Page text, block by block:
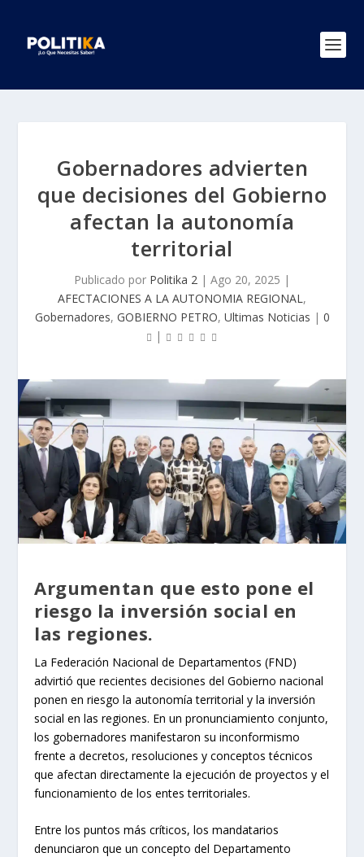
Gobernadores advierten
que decisiones del Gobierno
afectan la autonomía
territorial
Publicado por Politika 2 | Ago 20, 2025 |
AFECTACIONES A LA AUTONOMIA REGIONAL,
Gobernadores, GOBIERNO PETRO, Ultimas Noticias | 0
|
Argumentan que esto pone el
riesgo la inversión social en
las regiones.
La Federación Nacional de Departamentos (FND)
advirtió que recientes decisiones del Gobierno nacional
ponen en riesgo la autonomía territorial y la inversión
social en las regiones. En un pronunciamiento conjunto,
los gobernadores manifestaron su inconformismo
frente a decretos, resoluciones y conceptos técnicos
que afectan directamente la ejecución de proyectos y el
funcionamiento de los entes territoriales.
Entre los puntos más críticos, los mandatarios
denunciaron que un concepto del Departamento